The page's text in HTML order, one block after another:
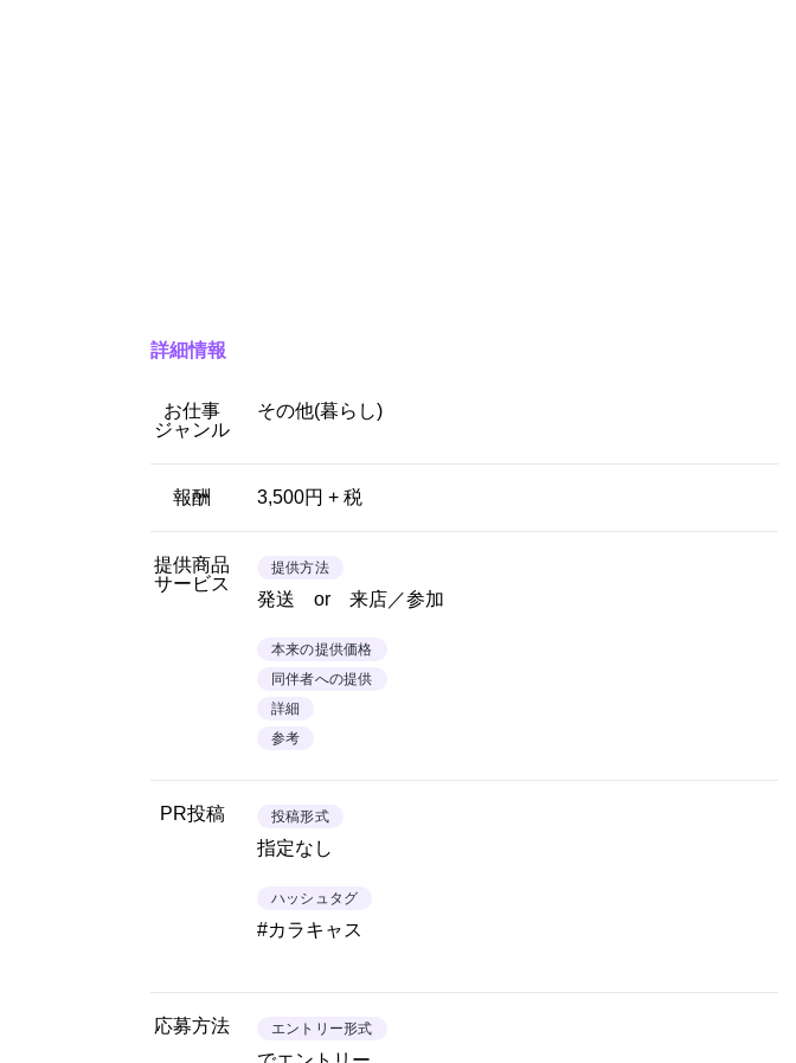
詳細情報
お仕事
ジャンル
その他(暮らし)
報酬 3,500円 + 税
提供商品
サービス
提供方法
発送 or 来店／参加
本来の提供価格
同伴者への提供
詳細
参考
PR投稿 投稿形式
指定なし
ハッシュタグ
#カラキャス
応募方法 エントリー形式